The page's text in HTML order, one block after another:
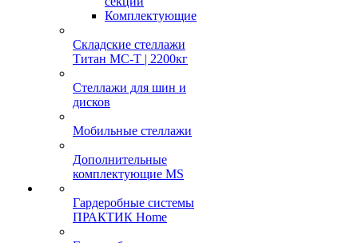
Комплектующие
Складские стеллажи
Титан МС-Т | 2200кг
Стеллажи для шин и
дисков
Мобильные стеллажи
Дополнительные
комплектующие MS
Гардеробные системы
ПРАКТИК Home